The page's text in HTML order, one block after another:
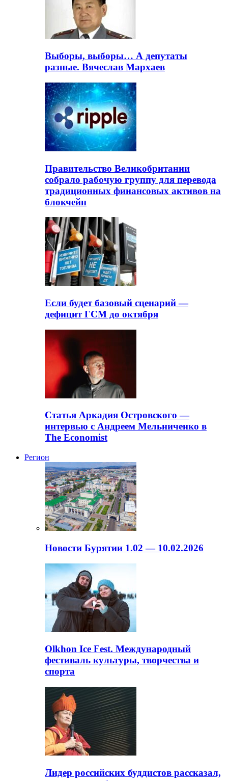
Выборы, выборы… А депутаты
разные. Вячеслав Мархаев
Правительство Великобритании
собрало рабочую группу для перевода
традиционных финансовых активов на
блокчейн
Если будет базовый сценарий —
дефицит ГСМ до октября
Статья Аркадия Островского —
интервью с Андреем Мельниченко в
The Economist
Регион
Новости Бурятии 1.02 — 10.02.2026
Olkhon Ice Fest. Международный
фестиваль культуры, творчества и
спорта
Лидер российских буддистов рассказал,